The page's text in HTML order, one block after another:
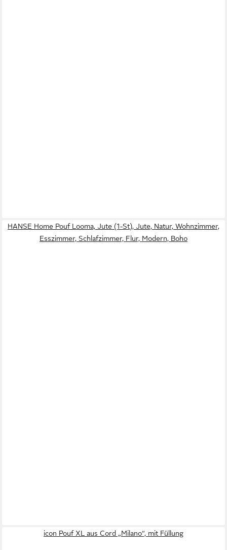
HANSE Home Pouf Looma, Jute (1-St), Jute, Natur, Wohnzimmer,
Esszimmer, Schlafzimmer, Flur, Modern, Boho
icon Pouf XL aus Cord „Milano“, mit Füllung